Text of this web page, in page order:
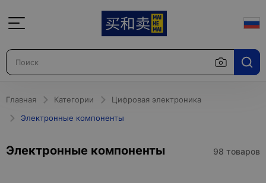
Главная Категории
Цифровая электроника
Электронные компоненты
Электронные компоненты 98 товаров